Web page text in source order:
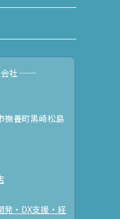
会社 ──
撫養町黒崎松島
発・DX支援・経